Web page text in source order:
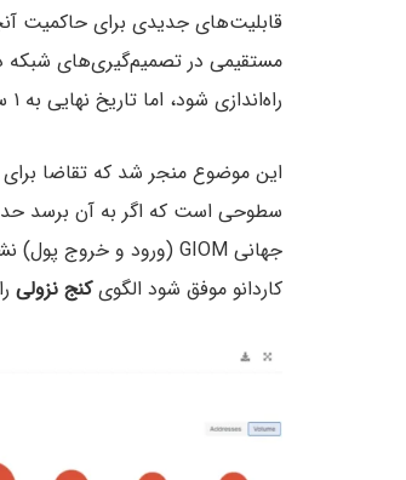
قابلیت‌های جدیدی برای حاکمیت
مستقیمی در تصمیم‌گیری‌های شبکه
راه‌اندازی شود، اما تاریخ نهایی به ۱ سپتامبر موکول شد.
کاردانو موفق شود الگویکنج نزولی